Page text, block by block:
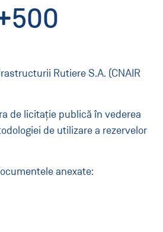
Rutiere S.A. (CNAIR
de licitaţie publică în vederea
de utilizare a rezervelor
anexate: